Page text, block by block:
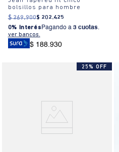
bolsillos para hombre
$ 269.900$ 202.425
0% Interés Pagando a 3 cuotas.
ver bancos.
$ 188.930
25% OFF